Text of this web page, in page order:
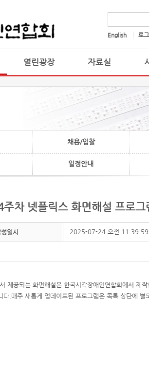
English 로
열린광장 자료실
채용/입찰
일정안내
차 넷플릭스 화면해설 프로그
일시 2025-07-24 오전 11:39:59
제공되는 화면해설은 한국시각장애인연합회에서 제작
.매주 새롭게 업데이트된 프로그램은 목록 상단에 별